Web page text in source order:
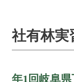
社有林実
年1回岐阜